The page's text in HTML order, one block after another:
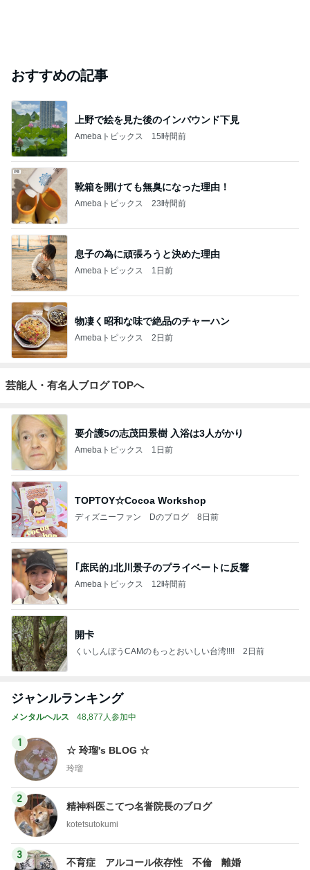
おすすめの記事
上野で絵を見た後のインバウンド下見
Amebaトピックス 15時間前
靴箱を開けても無臭になった理由！
Amebaトピックス 23時間前
息子の為に頑張ろうと決めた理由
Amebaトピックス 1日前
物凄く昭和な味で絶品のチャーハン
Amebaトピックス 2日前
芸能人・有名人ブログ TOPへ
要介護5の志茂田景樹 入浴は3人がかり
Amebaトピックス 1日前
TOPTOY☆Cocoa Workshop
ディズニーファン Dのブログ 8日前
｢庶民的｣北川景子のプライベートに反響
Amebaトピックス 12時間前
開卡
くいしんぼうCAMのもっとおいしい台湾!!!! 2日前
ジャンルランキング
メンタルヘルス 48,877人参加中
1
☆ 玲瑠's BLOG ☆
玲瑠
2
精神科医こてつ名誉院長のブログ
kotetsutokumi
3
不育症 アルコール依存性 不倫 離婚